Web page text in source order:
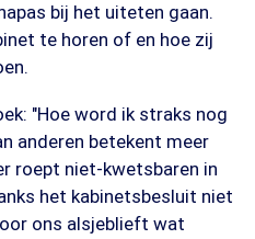
bij het uiteten gaan.
te horen of en hoe zij
"Hoe word ik straks nog
anderen betekent meer
roept niet-kwetsbaren in
het kabinetsbesluit niet
ons alsjeblieft wat